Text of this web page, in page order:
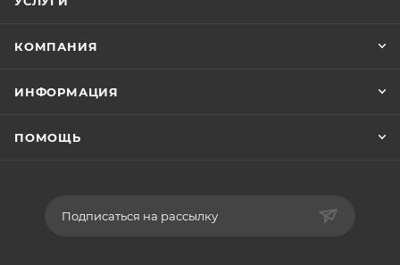
КОМПАНИЯ
ИНФОРМАЦИЯ
ПОМОЩЬ
Подписаться на рассылку